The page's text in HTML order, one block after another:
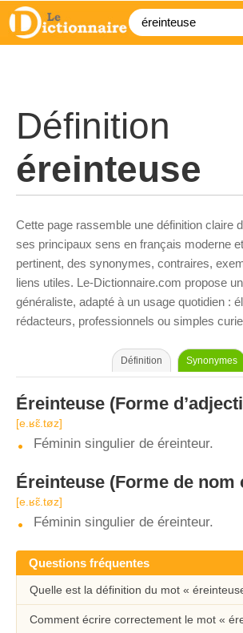
Définition
éreinteuse
Cette page rassemble une définition claire
ses principaux sens en français moderne
pertinent, des synonymes, contraires,
liens utiles. Le-Dictionnaire.com propose
généraliste, adapté à un usage quotidien :
rédacteurs, professionnels ou simples
Définition Synonymes
Éreinteuse (Forme
[e.ʁɛ̃.tøz]
Féminin singulier de éreinteur.
Éreinteuse (Forme de nom
[e.ʁɛ̃.tøz]
Féminin singulier de éreinteur.
Questions fréquentes
Quelle est la définition du mot «
Comment écrire correctement le mot «